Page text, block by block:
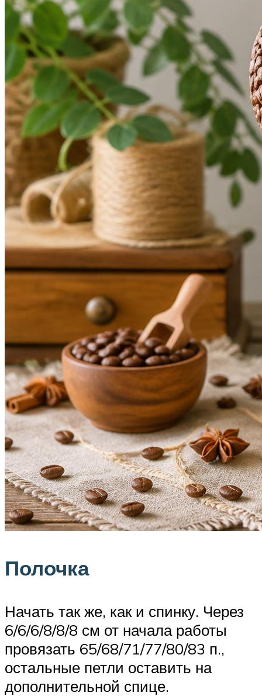
Полочка
Начать так же, как и спинку. Через
6/6/6/8/8/8 см от начала работы
провязать 65/68/71/77/80/83 п.,
остальные петли оставить на
дополнительной спице.